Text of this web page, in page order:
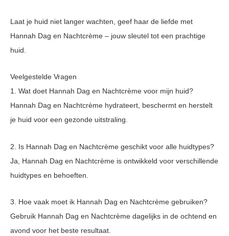
Laat je huid niet langer wachten, geef haar de liefde met
Hannah Dag en Nachtcrème – jouw sleutel tot een prachtige
huid.
Veelgestelde Vragen
1. Wat doet Hannah Dag en Nachtcrème voor mijn huid?
Hannah Dag en Nachtcrème hydrateert, beschermt en herstelt
je huid voor een gezonde uitstraling.
2. Is Hannah Dag en Nachtcrème geschikt voor alle huidtypes?
Ja, Hannah Dag en Nachtcrème is ontwikkeld voor verschillende
huidtypes en behoeften.
3. Hoe vaak moet ik Hannah Dag en Nachtcrème gebruiken?
Gebruik Hannah Dag en Nachtcrème dagelijks in de ochtend en
avond voor het beste resultaat.